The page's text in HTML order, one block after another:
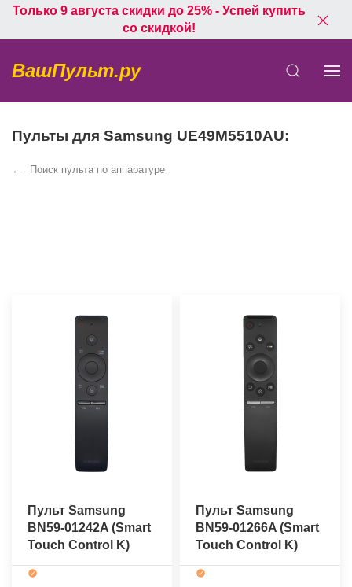
Только 9 августа скидки до 25% - Успей купить
со скидкой!
ВашПульт.ру
Пульты для Samsung UE49M5510AU:
Поиск пульта по аппаратуре
Пульт Samsung
BN59-01242A (Smart
Touch Control K)
(оригинальный)
Пульт Samsung
BN59-01266A (Smart
Touch Control K)
(оригинальный)